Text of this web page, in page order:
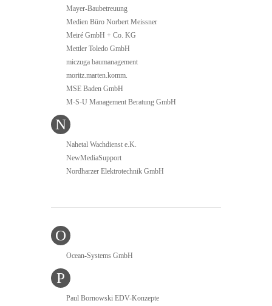
Mayer-Baubetreuung
Medien Büro Norbert Meissner
Meiré GmbH + Co. KG
Mettler Toledo GmbH
miczuga baumanagement
moritz.marten.komm.
MSE Baden GmbH
M-S-U Management Beratung GmbH
N
Nahetal Wachdienst e.K.
NewMediaSupport
Nordharzer Elektrotechnik GmbH
O
Ocean-Systems GmbH
P
Paul Bornowski EDV-Konzepte